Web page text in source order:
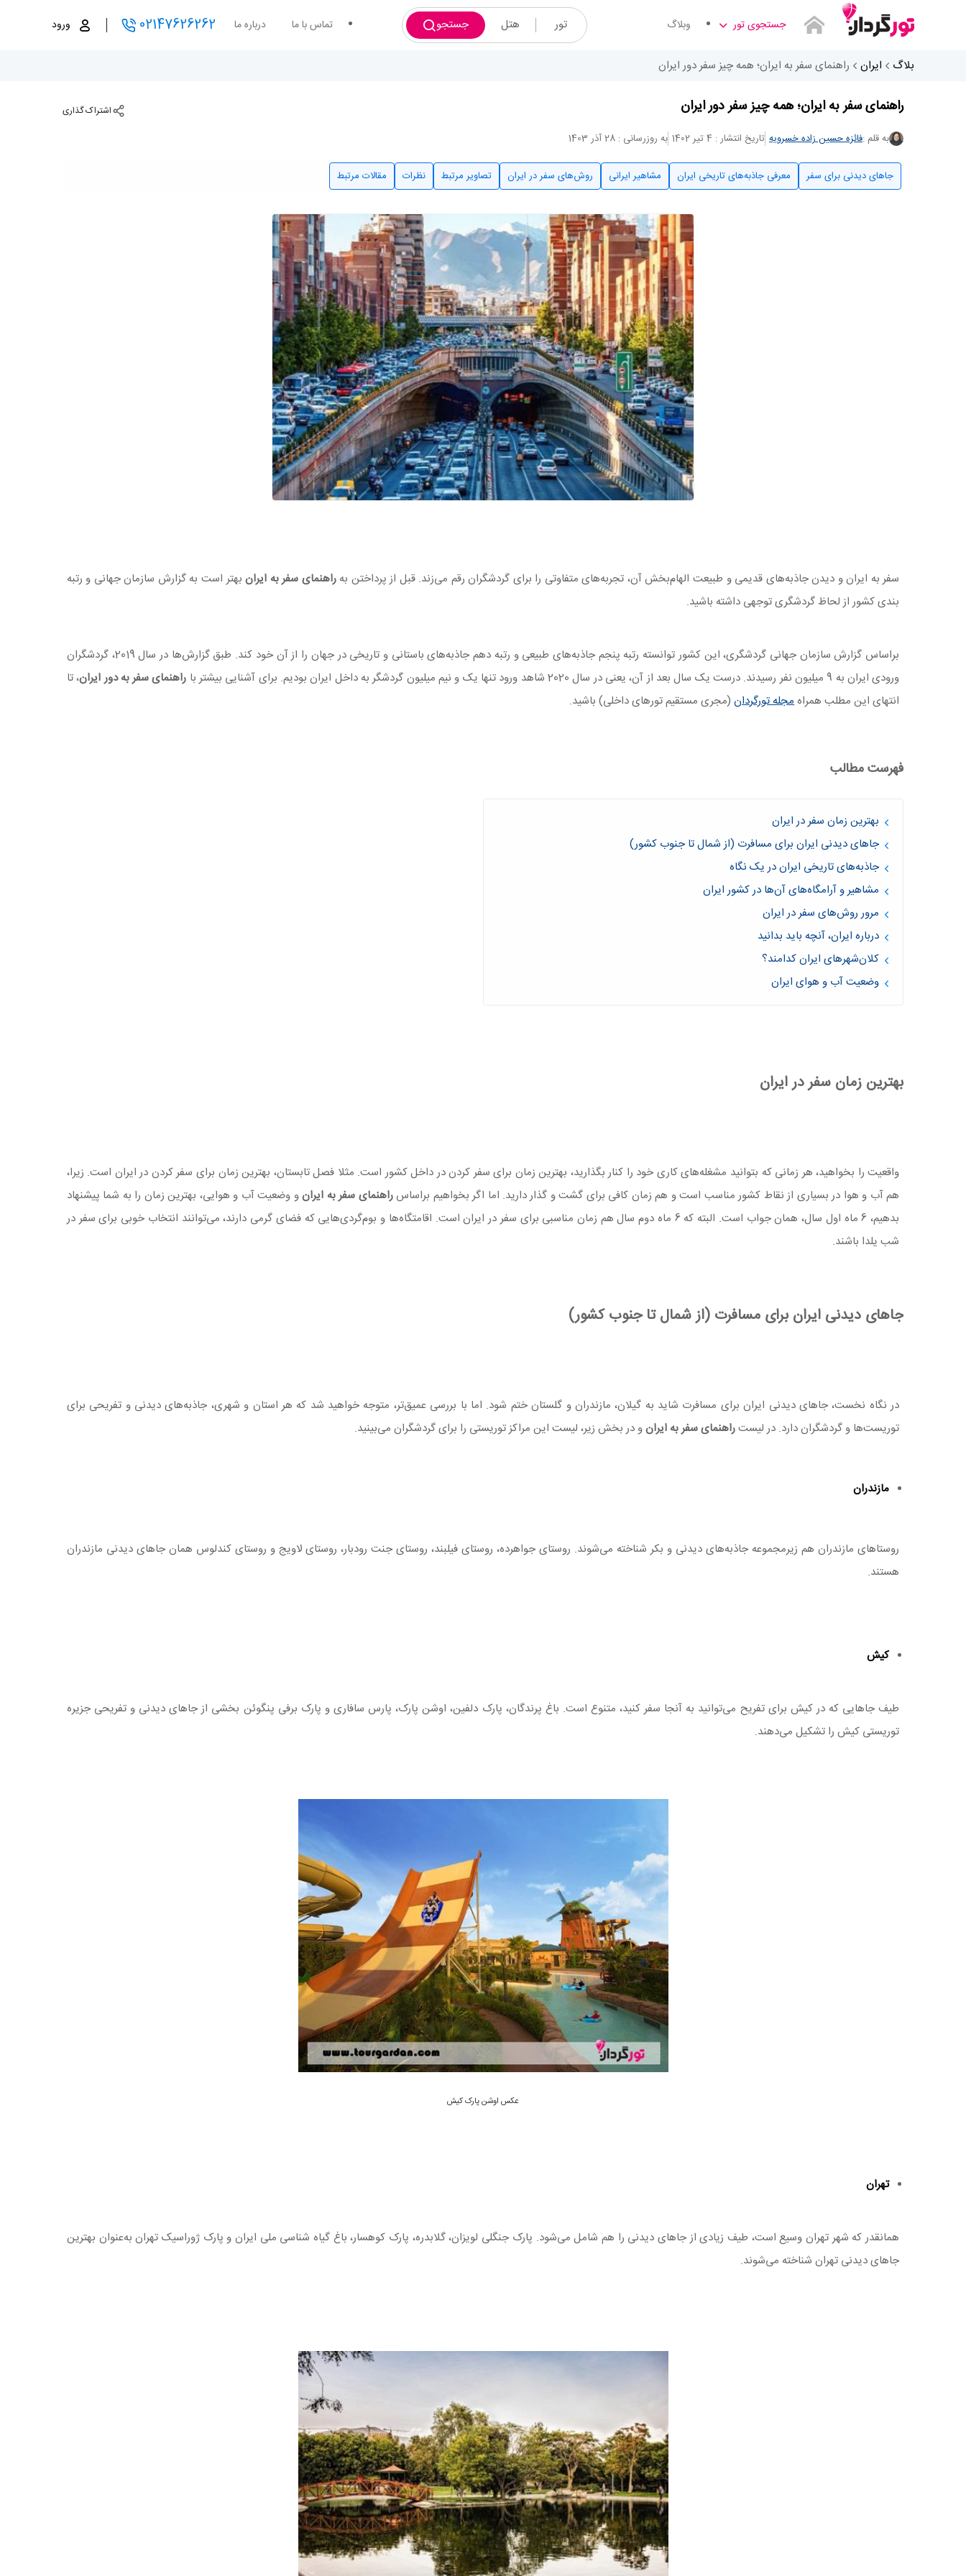
جستجوی تور وبلاگ تور هتل جستجو تماس با ما درباره ما 02147626262 ورود
بلاگ ایران راهنمای سفر به ایران؛ همه چیز سفر دور ایران
راهنمای سفر به ایران؛ همه چیز سفر دور ایران اشتراک گذاری
به قلم :فائزه حسین زاده خسرویه تاریخ انتشار : 4 تیر 1402 به روزرسانی : 28 آذر 1403
جاهای دیدنی برای سفر معرفی جاذبه‌های تاریخی ایران مشاهیر ایرانی روش‌های سفر در ایران تصاویر مرتبط نظرات مقالات مرتبط
سفر به ایران و دیدن جاذبه‌های قدیمی و طبیعت‌ الهام‌بخش آن، تجربه‌های متفاوتی را برای گردشگران رقم می‌زند. قبل از پرداختن بهراهنمای سفر به ایرانبهتر است به گزارش سازمان جهانی و رتبه
بندی کشور از لحاظ گردشگری توجهی داشته باشید.
براساس گزارش سازمان جهانی گردشگری، این کشور توانسته رتبه پنجم جاذبه‌های طبیعی و رتبه دهم جاذبه‌های باستانی و تاریخی در جهان را از آن خود کند. طبق گزارش‌ها در سال 2019، گردشگران
ورودی ایران به 9 میلیون نفر رسیدند. درست یک سال بعد از آن، یعنی در سال 2020 شاهد ورود تنها یک و نیم میلیون گردشگر به داخل ایران بودیم. برای آشنایی بیشتر با
راهنمای سفر به دور ایران، تا
انتهای این مطلب همراهمجله تورگردان(مجری مستقیم تورهای داخلی) باشید.
فهرست مطالب
بهترین زمان سفر در ایران
جاهای دیدنی ایران برای مسافرت (از شمال تا جنوب کشور)
جاذبه‌های تاریخی ایران در یک نگاه
مشاهیر و آرامگاه‌های آن‌ها در کشور ایران
مرور روش‌های سفر در ایران
درباره ایران، آنچه باید بدانید
کلان‌شهرهای ایران کدامند؟
وضعیت آب و هوای ایران
بهترین زمان سفر در ایران
واقعیت را بخواهید، هر زمانی که بتوانید مشغله‌های کاری خود را کنار بگذارید، بهترین زمان برای سفر کردن در داخل کشور است. مثلا فصل تابستان، بهترین زمان برای سفر کردن در ایران است. زیرا،
هم آب و هوا در بسیاری از نقاط کشور مناسب است و هم زمان کافی برای گشت و گذار دارید. اما اگر بخواهیم براساسراهنمای سفر به ایرانو وضعیت آب و هوایی، بهترین زمان را به شما پیشنهاد
بدهیم، 6 ماه اول سال، همان جواب است. البته که 6 ماه دوم سال هم زمان مناسبی برای سفر در ایران است. اقامتگاه‌ها و بوم‌گردی‌هایی که فضای گرمی دارند، می‌توانند انتخاب خوبی برای سفر در
شب یلدا باشند.
جاهای دیدنی ایران برای مسافرت (از شمال تا جنوب کشور)
در نگاه نخست، جاهای دیدنی ایران برای مسافرت شاید به گیلان، مازندران و گلستان ختم شود. اما با بررسی عمیق‌تر، متوجه خواهید شد که هر استان و شهری، جاذبه‌های دیدنی و تفریحی برای
توریست‌ها و گردشگران دارد. در لیستراهنمای سفر به ایرانو در بخش زیر، لیست این مراکز توریستی را برای گردشگران می‌بینید.
مازندران
روستاهای مازندران هم زیرمجموعه جاذبه‌های دیدنی و بکر شناخته می‌شوند. روستای جواهرده، روستای فیلبند، روستای جنت رودبار، روستای لاویج و روستای کندلوس همان جاهای دیدنی مازندران
هستند.
کیش
طیف جاهایی که در کیش برای تفریح می‌توانید به آنجا سفر کنید، متنوع است. باغ پرندگان، پارک دلفین، اوشن پارک، پارس سافاری و پارک برفی پنگوئن بخشی از جاهای دیدنی و تفریحی جزیره
توریستی کیش را تشکیل می‌دهند.
عکس اوشن پارک کیش
تهران
همانقدر که شهر تهران وسیع است، طیف زیادی از جاهای دیدنی را هم شامل می‌شود. پارک جنگلی لویزان، گلابدره، پارک کوهسار، باغ‌ گیاه‌ شناسی ملی ایران و پارک ژوراسیک تهران به‌عنوان بهترین
جاهای دیدنی تهران شناخته می‌شوند.